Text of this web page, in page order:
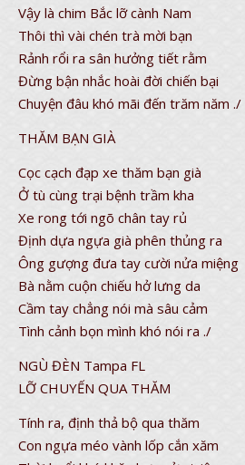
Vậy là chim Bắc lỡ cành Nam
Thôi thì vài chén trà mời bạn
Rảnh rổi ra sân hưởng tiết rằm
Đừng bận nhắc hoài đời chiến bại
Chuyện đâu khó mãi đến trăm năm ./
THĂM BẠN GIÀ
Cọc cạch đạp xe thăm bạn già
Ở tù cùng trại bệnh trầm kha
Xe rong tới ngõ chân tay rủ
Định dựa ngựa già phên thủng ra
Ông gượng đưa tay cười nửa miệng
Bà nằm cuộn chiếu hở lưng da
Cầm tay chẳng nói mà sâu cảm
Tình cảnh bọn mình khó nói ra ./
NGÙ ĐÈN Tampa FL
LỠ CHUYẾN QUA THĂM
Tính ra, định thả bộ qua thăm
Con ngựa méo vành lốp cắn xăm